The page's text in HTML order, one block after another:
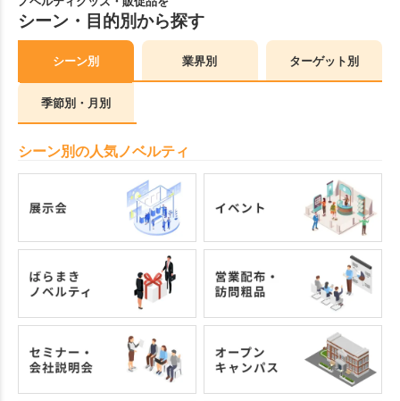
シーン・目的別から探す
シーン別 業界別 ターゲット別
季節別・月別
シーン別の人気ノベルティ